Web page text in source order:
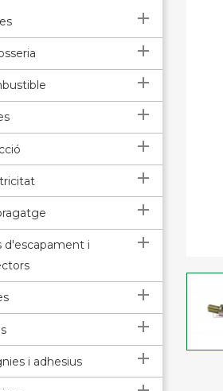







d'escapament i



i adhesius 